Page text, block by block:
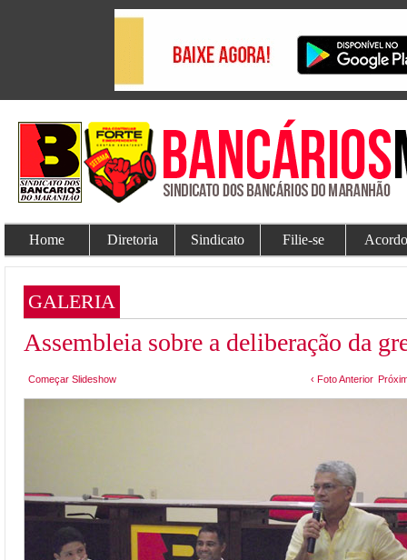
Home Diretoria Sindicato Filie-se
GALERIA
Assembleia sobre a deliberação da
Começar Slideshow ‹ Foto Anterior